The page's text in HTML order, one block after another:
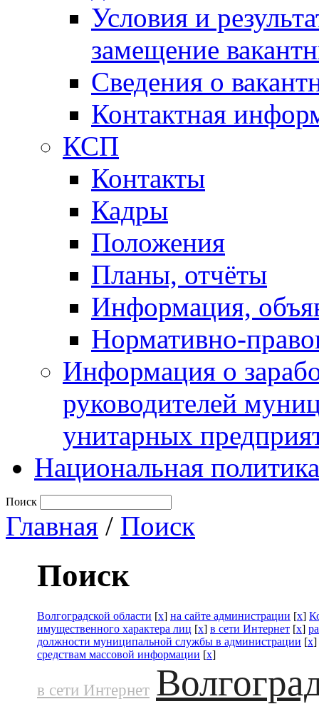
Условия и
замещение
Сведения о
Контактная
КСП
Контакты
Кадры
Положения
Планы, отчёты
Информация,
Нормативно-
Информация о
руководителей
унитарных
Национальная политика
Поиск
Главная / Поиск
Поиск
Волгоградской области [x] на сайте администрации [x]
имущественного характера лиц [x] в сети Интернет [x]
должности муниципальной службы в администрации [x]
средствам массовой информации [x]
в сети Интернет